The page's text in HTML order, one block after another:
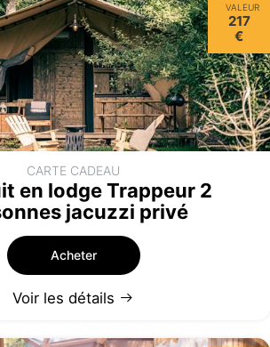
VALEUR
217
€
CARTE CADEAU
en lodge Trappeur 2
jacuzzi privé
Acheter
Voir les détails